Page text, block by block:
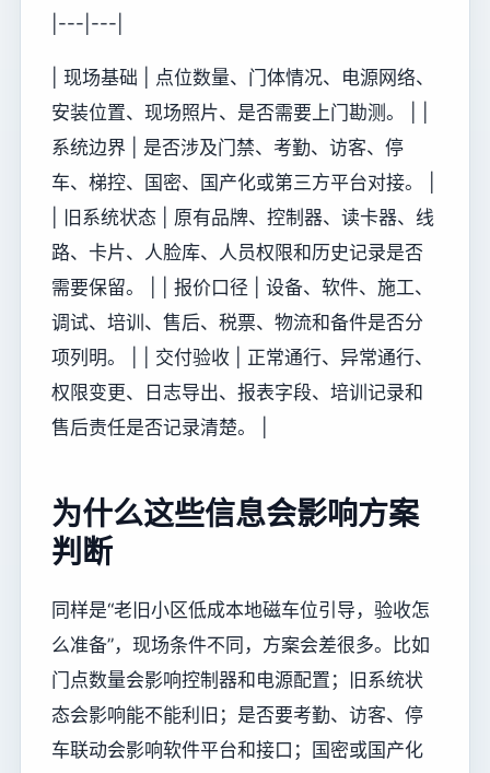
|---|---|
| 现场基础 | 点位数量、门体情况、电源网络、
安装位置、现场照片、是否需要上门勘测。 | |
系统边界 | 是否涉及门禁、考勤、访客、停
车、梯控、国密、国产化或第三方平台对接。 |
| 旧系统状态 | 原有品牌、控制器、读卡器、线
路、卡片、人脸库、人员权限和历史记录是否
需要保留。 | | 报价口径 | 设备、软件、施工、
调试、培训、售后、税票、物流和备件是否分
项列明。 | | 交付验收 | 正常通行、异常通行、
权限变更、日志导出、报表字段、培训记录和
售后责任是否记录清楚。 |
为什么这些信息会影响方案
判断
同样是“老旧小区低成本地磁车位引导，验收怎
么准备”，现场条件不同，方案会差很多。比如
门点数量会影响控制器和电源配置；旧系统状
态会影响能不能利旧；是否要考勤、访客、停
车联动会影响软件平台和接口；国密或国产化